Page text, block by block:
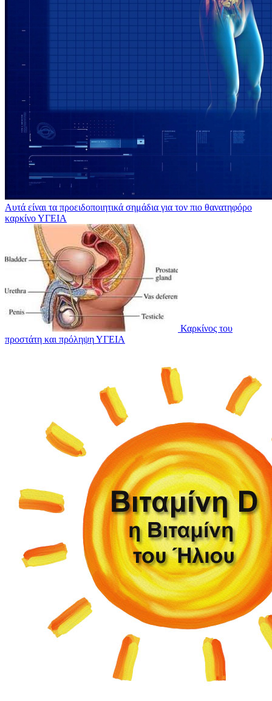
Αυτά είναι τα προειδοποιητικά σημάδια για τον πιο θανατηφόρο
καρκίνοΥΓΕΙΑ
Καρκίνος του
προστάτη και πρόληψηΥΓΕΙΑ